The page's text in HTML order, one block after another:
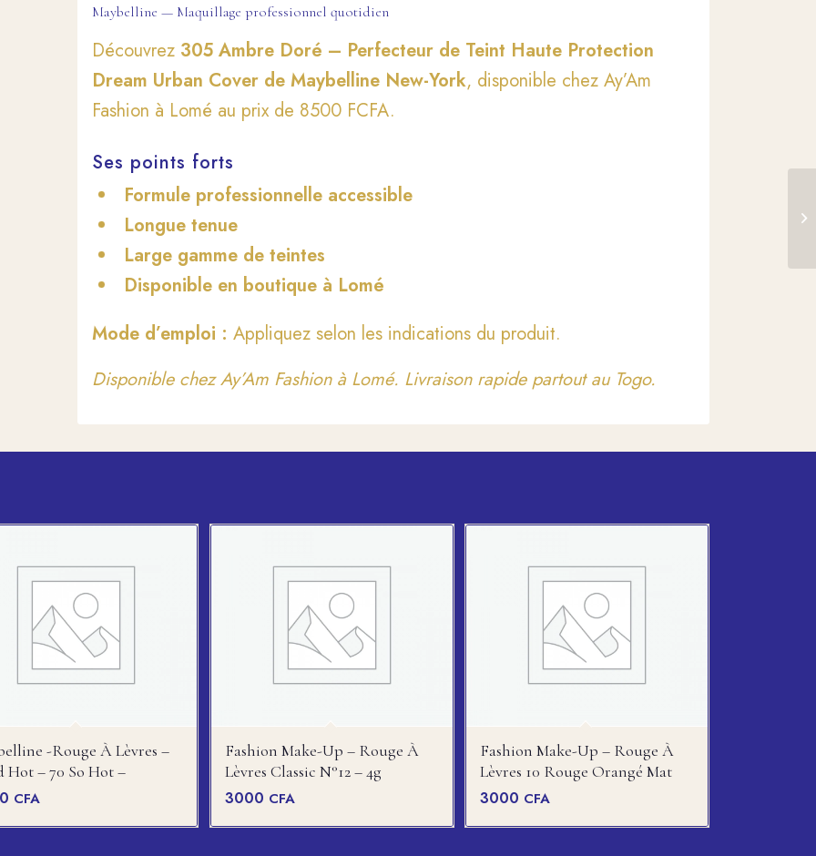
Maybelline — Maquillage professionnel quotidien
Découvrez 305 Ambre Doré – Perfecteur de Teint Haute Protection
Dream Urban Cover de Maybelline New-York, disponible chez Ay’Am
Fashion à Lomé au prix de 8500 FCFA.
Ses points forts
Formule professionnelle accessible
Longue tenue
Large gamme de teintes
Disponible en boutique à Lomé
Mode d’emploi : Appliquez selon les indications du produit.
Disponible chez Ay’Am Fashion à Lomé. Livraison rapide partout au Togo.
-rouge À Lèvres –
Hot – 70 So Hot –
CFA
Fashion Make-Up – Rouge À
Lèvres Classic N°12 – 4g
3000 CFA
Fashion Make-Up – Rouge À
Lèvres 10 Rouge Orangé Mat
3000 CFA